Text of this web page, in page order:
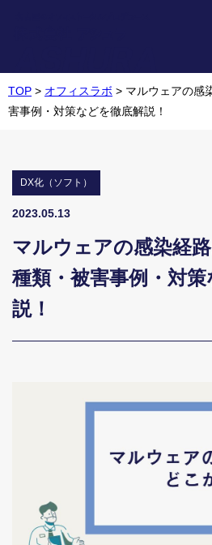
TOP > オフィスラボ > マルウェアの感
害事例・対策などを徹底解説！
DX化（ソフト）
2023.05.13
マルウェアの感染経
種類・被害事例・対
説！